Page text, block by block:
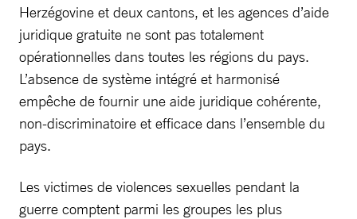
Herzégovine et deux cantons, et les agences d’aide
juridique gratuite ne sont pas totalement
opérationnelles dans toutes les régions du pays.
L’absence de système intégré et harmonisé
empêche de fournir une aide juridique cohérente,
non-discriminatoire et efficace dans l’ensemble du
pays.
Les victimes de violences sexuelles pendant la
guerre comptent parmi les groupes les plus